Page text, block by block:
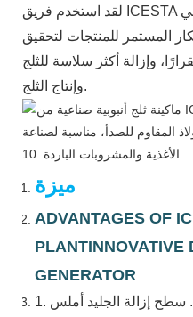
لقد استخدم فريق ICESTA أكثر من 20 عامًا من الخبرة في
المستمر للمنتجات لتحقيق
وإزالة أكثر سلاسة للثلج
وإنتاج الثلج.
ميزة
ADVANTAGES OF
PLANTINNOVATIVE
GENERATOR
1. تم اعتماد تقنية تصنيع مبتكرة. سطح إزالة الجليد أملس